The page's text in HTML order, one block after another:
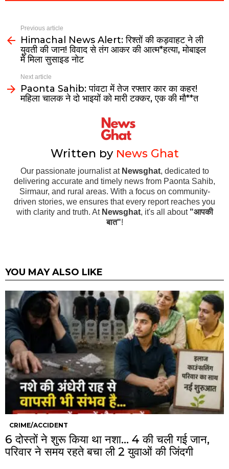
Previous article
Himachal News Alert: रिश्तों की कड़वाहट ने ली
युवती की जान! विवाद से तंग आकर की आत्म*हत्या, मोबाइल
में मिला सुसाइड नोट
Next article
Paonta Sahib: पांवटा में तेज रफ्तार कार का कहर!
महिला चालक ने दो भाइयों को मारी टक्कर, एक की मौ**त
Written by News Ghat
Our passionate journalist at Newsghat, dedicated to
delivering accurate and timely news from Paonta Sahib,
Sirmaur, and rural areas. With a focus on community-
driven stories, we ensures that every report reaches you
with clarity and truth. At Newsghat, it's all about "आपकी
बात"!
YOU MAY ALSO LIKE
CRIME/ACCIDENT
6 दोस्तों ने शुरू किया था नशा… 4 की चली गई जान,
परिवार ने समय रहते बचा ली 2 युवाओं की जिंदगी